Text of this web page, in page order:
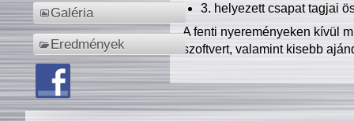
Galéria
Eredmények
3. helyezett csapat tagjai
A fenti nyereményeken kívül
szoftvert, valamint kisebb